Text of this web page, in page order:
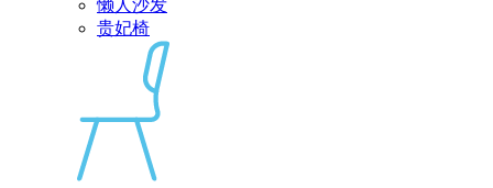
懒人沙发
贵妃椅